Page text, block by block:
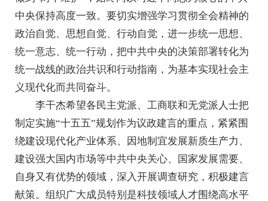
中央保持高度一致。要切实增强学习贯彻全会精神的
政治自觉、思想自觉、行动自觉，进一步统一思想、
统一意志、统一行动，把中共中央的决策部署转化为
统一战线的政治共识和行动指南，为基本实现社会主
义现代化而共同奋斗。
李干杰希望各民主党派、工商联和无党派人士把
制定实施“十五五”规划作为议政建言的重点，紧紧围
绕建设现代化产业体系、因地制宜发展新质生产力、
建设强大国内市场等中共中央关心、国家发展需要、
自身又有优势的领域，深入开展调查研究，积极建言
献策。组织广大成员特别是科技领域人才围绕高水平